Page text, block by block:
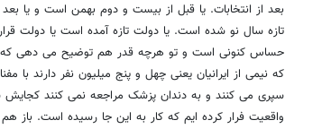
بعد از انتخابات. یا قبل از بیست و دوم بهمن است و یا
تازه سال نو شده است. یا دولت تازه آمده است یا دولت
حساس کنونی است و تو هرچه قدر هم توضیح می دهی که
که نیمی از ایرانیان یعنی چهل و پنج میلیون نفر دارند
سپری می کنند و به دندان پزشک مراجعه نمی کنند
واقعیت فرار کرده ایم که کار به این جا رسیده است. باز